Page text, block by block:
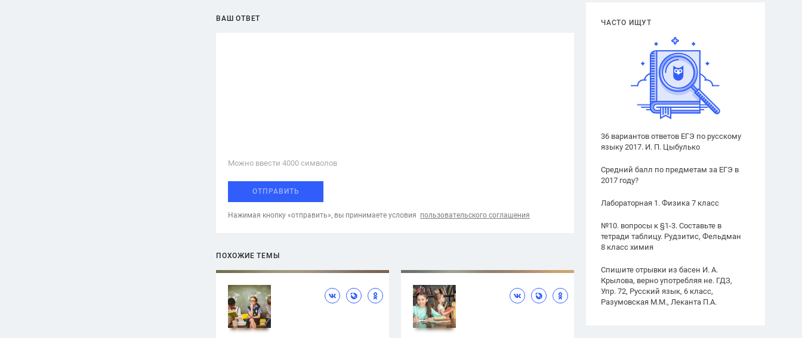
ЧАСТО ИЩУТ
36 вариантов ответов ЕГЭ по русскому
языку 2017. И. П. Цыбулько
Средний балл по предметам за ЕГЭ в
2017 году?
Лабораторная 1. Физика 7 класс
№10. вопросы к §1-3. Составьте в
тетради таблицу. Рудзитис, Фельдман
8 класс химия
Спишите отрывки из басен И. А.
Крылова, верно употребляя не. ГДЗ,
Упр. 72, Русский язык, 6 класс,
Разумовская М.М., Леканта П.А.
ВАШ ОТВЕТ
Можно ввести 4000 cимволов
ОТПРАВИТЬ
Нажимая кнопку «отправить», вы принимаете условия пользовательского соглашения
ПОХОЖИЕ ТЕМЫ